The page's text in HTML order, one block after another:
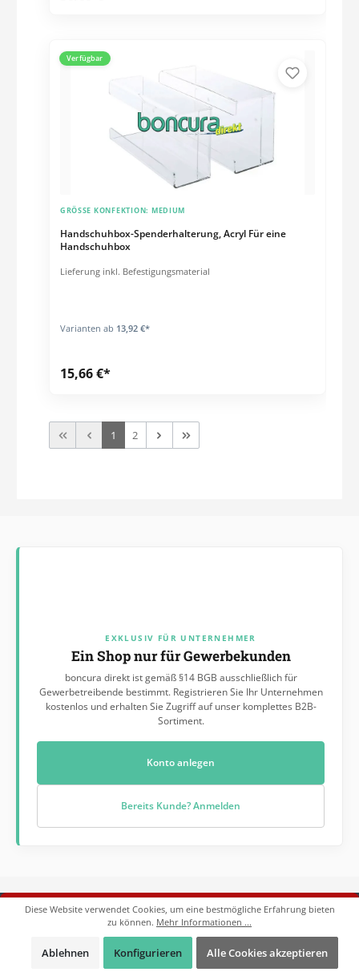
Verfügbar
Handschuhbox-Spenderhalterung, Acryl Für eine
Handschuhbox
GRÖSSE KONFEKTION: MEDIUM
Lieferung inkl. Befestigungsmaterial
Varianten ab 13,92 €*
15,66 €*
1 2
EXKLUSIV FÜR UNTERNEHMER
Ein Shop nur für Gewerbekunden
boncura direkt ist gemäß §14 BGB ausschließlich für
Gewerbetreibende bestimmt. Registrieren Sie Ihr Unternehmen
kostenlos und erhalten Sie Zugriff auf unser komplettes B2B-
Sortiment.
Konto anlegen
Bereits Kunde? Anmelden
Servicenummer
05204 / 87146-10
Servicezeiten:
Mo. - Do. 08:00 - 17:00 Uhr
Fr. 08:00 - 13:45 Uhr
Kundenservice
Diese Website verwendet Cookies, um eine bestmögliche Erfahrung bieten
zu können. Mehr Informationen ...
Ablehnen Konfigurieren Alle Cookies akzeptieren